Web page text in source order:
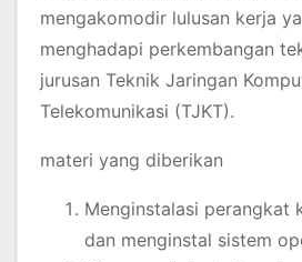
mengakomodir lulusan kerja
menghadapi perkembangan
jurusan Teknik Jaringan
Telekomunikasi (TJKT).
materi yang diberikan
Menginstalasi perangkat
dan menginstal sistem